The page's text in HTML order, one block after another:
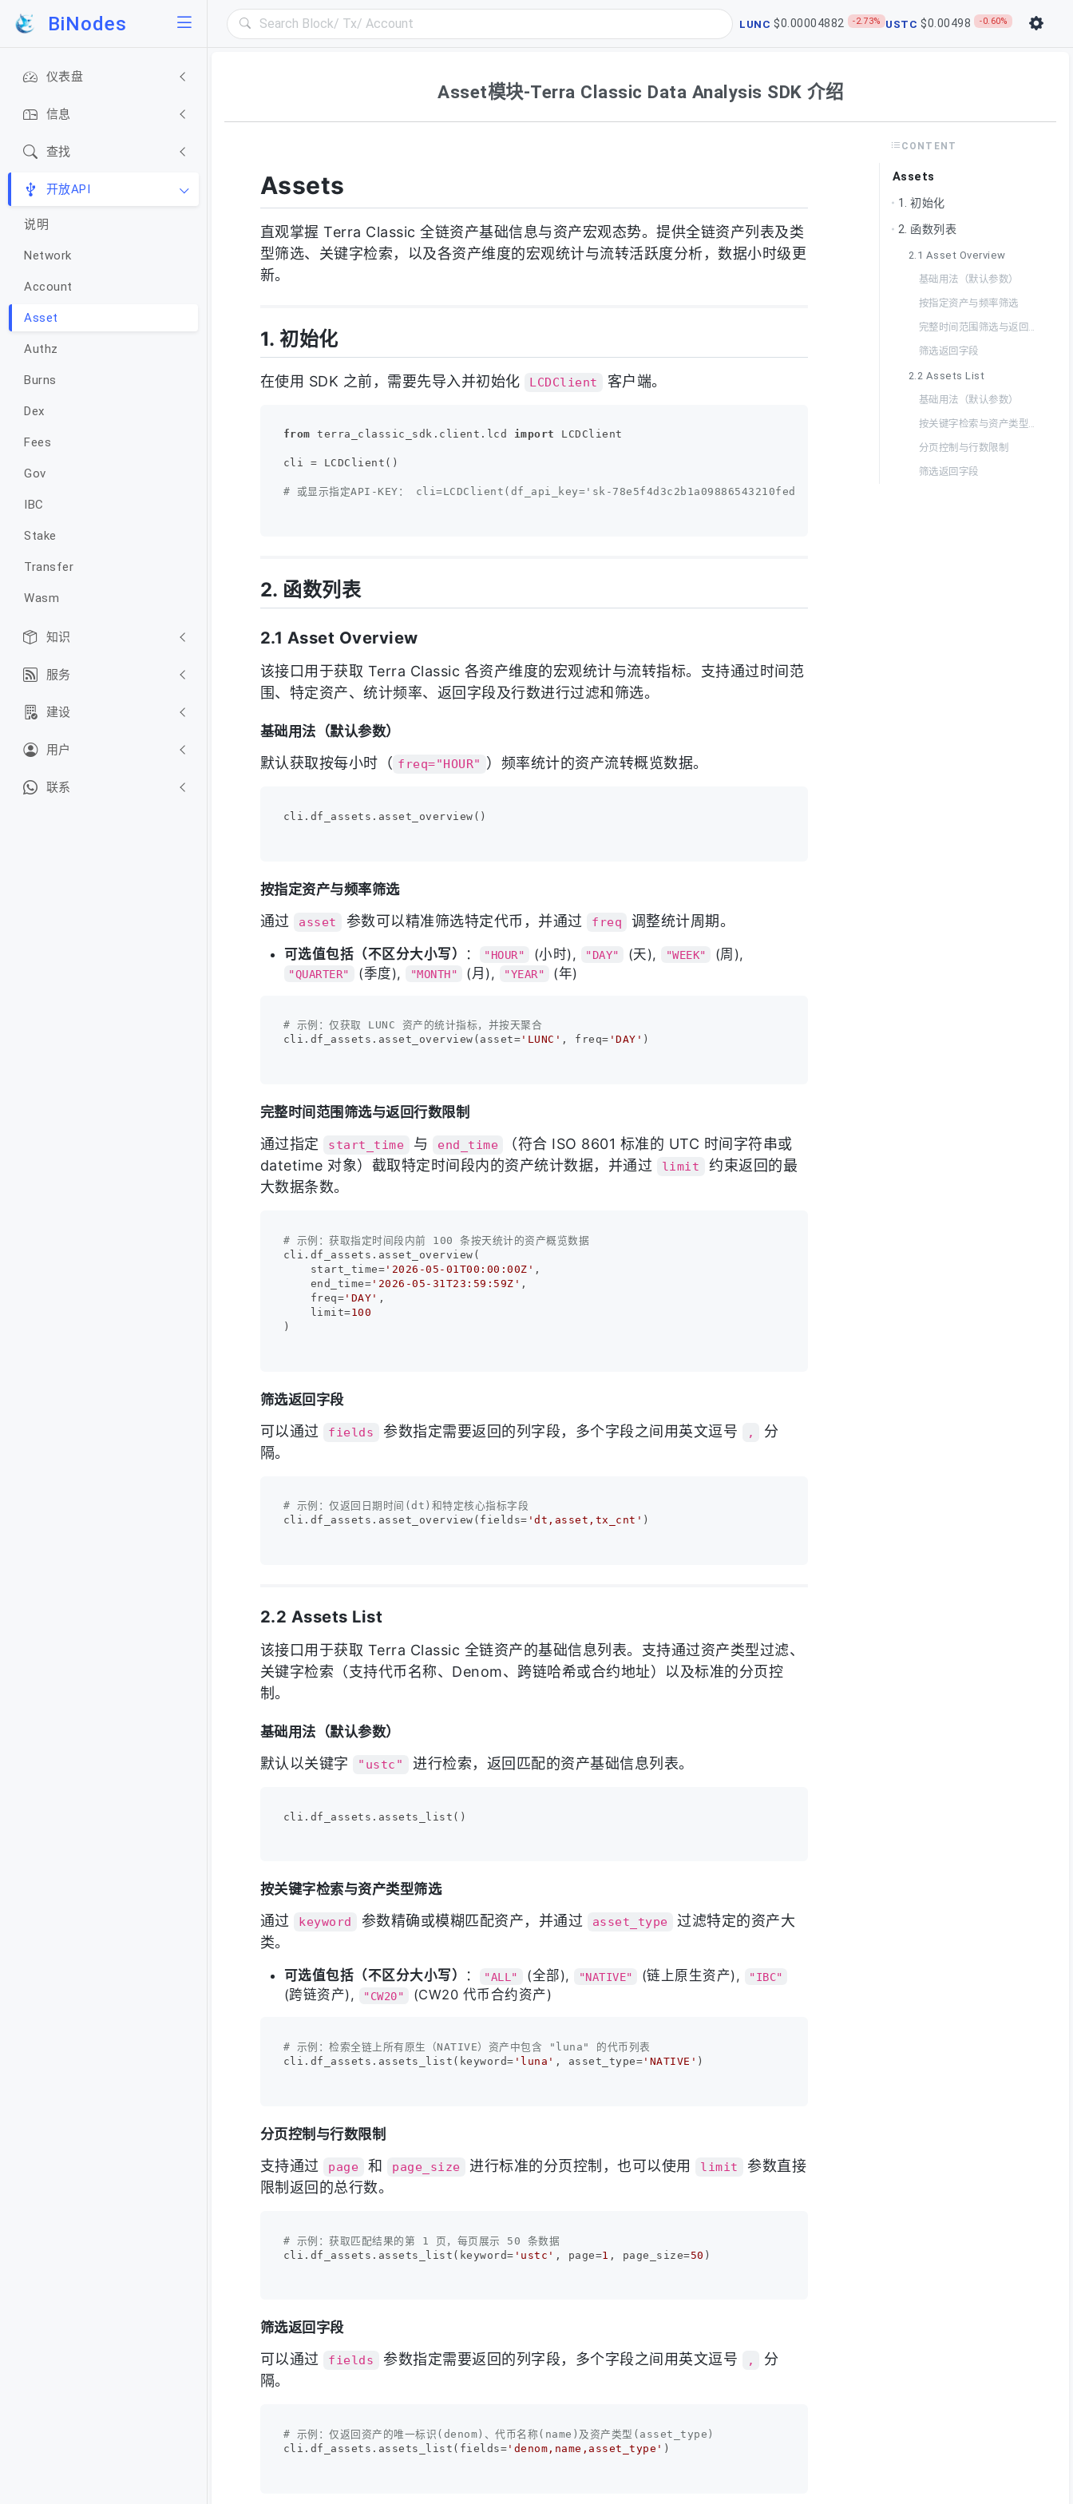
LUNC $0.00004882 -2.73% USTC $0.00498 -0.60%
BiNodes
仪表盘
信息
查找
开放API
说明
Network
Account
Asset
Authz
Burns
Dex
Fees
Gov
IBC
Stake
Transfer
Wasm
知识
服务
建设
用户
联系
Asset模块-Terra Classic Data Analysis SDK 介绍
Assets
直观掌握 Terra Classic 全链资产基础信息与资产宏观态势。提供全链资产列表及类
型筛选、关键字检索，以及各资产维度的宏观统计与流转活跃度分析，数据小时级更
新。
1. 初始化
在使用 SDK 之前，需要先导入并初始化 LCDClient 客户端。
from terra_classic_sdk.client.lcd import LCDClient
cli = LCDClient()
# 或显示指定API-KEY： cli=LCDClient(df_api_key='sk-78e5f4d3c2b1a09886543210fedcba66')
2. 函数列表
2.1 Asset Overview
该接口用于获取 Terra Classic 各资产维度的宏观统计与流转指标。支持通过时间范
围、特定资产、统计频率、返回字段及行数进行过滤和筛选。
基础用法（默认参数）
默认获取按每小时（ freq="HOUR" ）频率统计的资产流转概览数据。
cli.df_assets.asset_overview()
按指定资产与频率筛选
通过
asset 参数可以精准筛选特定代币，并通过 freq 调整统计周期。
可选值包括（不区分大小写） ： "HOUR" (小时), "DAY" (天), "WEEK" (周),
"QUARTER" (季度), "MONTH" (月), "YEAR" (年)
# 示例：仅获取 LUNC 资产的统计指标，并按天聚合
cli.df_assets.asset_overview(asset= 'LUNC' , freq= 'DAY' )
完整时间范围筛选与返回行数限制
通过指定
start_time 与 end_time
（符合 ISO 8601 标准的 UTC 时间字符串或
datetime 对象）截取特定时间段内的资产统计数据，并通过
limit
约束返回的最
大数据条数。
# 示例：获取指定时间段内前 100 条按天统计的资产概览数据
cli.df_assets.asset_overview(
    start_time=
'2026-05-01T00:00:00Z' ,
    end_time=
'2026-05-31T23:59:59Z' ,
    freq=
'DAY' ,
    limit=
100
)
筛选返回字段
可以通过
fields 参数指定需要返回的列字段，多个字段之间用英文逗号 ,
分
隔。
# 示例：仅返回日期时间(dt)和特定核心指标字段
cli.df_assets.asset_overview(fields= 'dt,asset,tx_cnt' )
2.2 Assets List
该接口用于获取 Terra Classic 全链资产的基础信息列表。支持通过资产类型过滤、
关键字检索（支持代币名称、Denom、跨链哈希或合约地址）以及标准的分页控
制。
基础用法（默认参数）
默认以关键字
"ustc" 进行检索，返回匹配的资产基础信息列表。
cli.df_assets.assets_list()
按关键字检索与资产类型筛选
通过
keyword 参数精确或模糊匹配资产，并通过 asset_type
过滤特定的资产大
类。
可选值包括（不区分大小写） ： "ALL" (全部), "NATIVE" (链上原生资产), "IBC"
(跨链资产), "CW20" (CW20 代币合约资产)
# 示例：检索全链上所有原生（NATIVE）资产中包含 "luna" 的代币列表
cli.df_assets.assets_list(keyword= 'luna' , asset_type= 'NATIVE' )
分页控制与行数限制
支持通过
page 和 page_size 进行标准的分页控制，也可以使用 limit
参数直接
限制返回的总行数。
# 示例：获取匹配结果的第 1 页，每页展示 50 条数据
cli.df_assets.assets_list(keyword= 'ustc' , page=1 , page_size=50 )
筛选返回字段
可以通过
fields 参数指定需要返回的列字段，多个字段之间用英文逗号 ,
分
隔。
# 示例：仅返回资产的唯一标识(denom)、代币名称(name)及资产类型(asset_type)
cli.df_assets.assets_list(fields= 'denom,name,asset_type' )
CONTENT
Assets
1. 初始化
2. 函数列表
2.1 Asset Overview
基础用法（默认参数）
按指定资产与频率筛选
筛选返回字段
2.2 Assets List
基础用法（默认参数）
分页控制与行数限制
筛选返回字段